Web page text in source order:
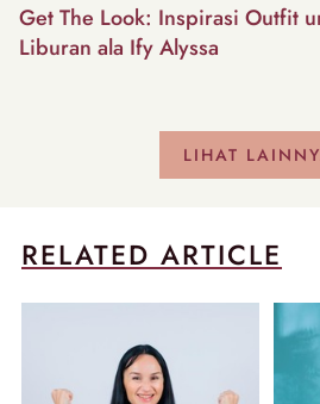
Get The Look: Inspirasi Outfit
Liburan ala Ify Alyssa
LIHAT
RELATED ARTICLE